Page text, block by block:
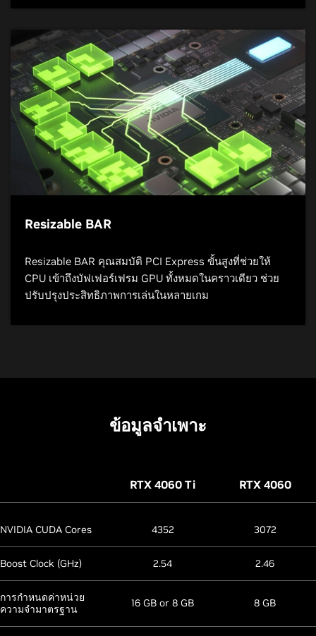
Resizable BAR
Resizable BAR คุณสมบัติ PCI Express ขั้นสูงที่ช่วยให้
CPU เข้าถึงบัฟเฟอร์เฟรม GPU ทั้งหมดในคราวเดียว ช่วย
ปรับปรุงประสิทธิภาพการเล่นในหลายเกม
ข้อมูลจำเพาะ
RTX 4060 Ti RTX 4060
NVIDIA CUDA Cores 4352 3072
Boost Clock (GHz) 2.54 2.46
การกำหนดค่าหน่วย
ความจำมาตรฐาน
16 GB or 8 GB 8 GB